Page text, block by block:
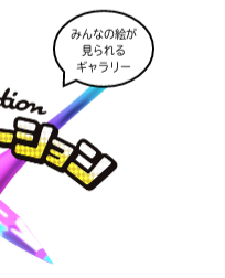
みんなの絵が
見られる
ギャラリー